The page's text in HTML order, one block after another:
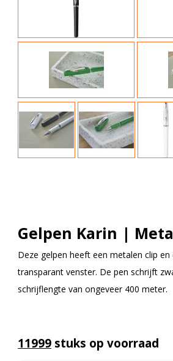
Gelpen Karin |
Deze gelpen heeft een metalen clip
transparant venster. De pen schrijft
schrijflengte van ongeveer 400 meter.
11999 stuks op voorraad